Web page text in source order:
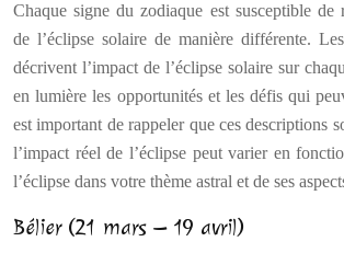
Chaque signe du zodiaque est susceptible de
de l’éclipse solaire de manière différente.
décrivent l’impact de l’éclipse solaire sur
en lumière les opportunités et les défis qui
est important de rappeler que ces descriptions
l’impact réel de l’éclipse peut varier en
l’éclipse dans votre thème astral et de ses
Bélier (21 mars – 19 avril)